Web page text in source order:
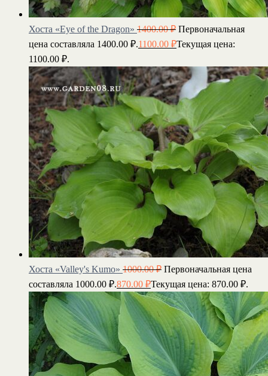
Хоста «Eye of the Dragon» 1400.00₽ Первоначальная
цена составляла 1400.00 ₽.1100.00 ₽Текущая цена:
1100.00 ₽.
Хоста «Valley's Kumo» 1000.00₽ Первоначальная цена
составляла 1000.00 ₽.870.00 ₽Текущая цена: 870.00 ₽.